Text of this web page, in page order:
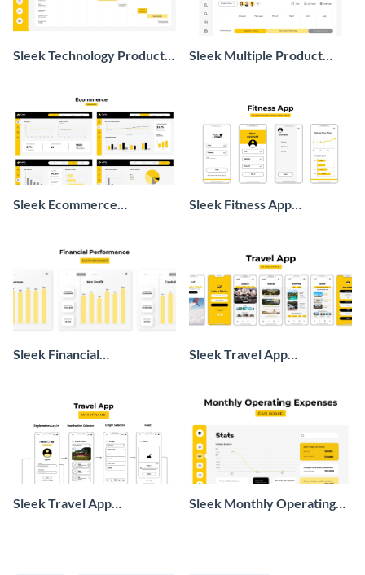
Sleek Technology Product
Sleek Multiple Product
Sleek Ecommerce
Sleek Fitness App
Sleek Financial
Sleek Travel App
Sleek Travel App
Sleek Monthly Operating